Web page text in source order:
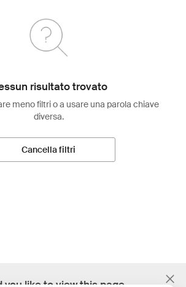
risultato trovato
meno filtri o a usare una parola chiave
diversa.
Cancella filtri